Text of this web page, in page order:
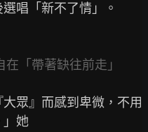
唱「新不了情」。
「帶著缺往前走」
大眾』而感到卑微，不用
」她